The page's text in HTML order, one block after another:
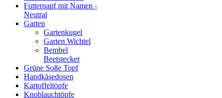
Futternapf mit Namen -
Neutral
Garten
Gartenkugel
Garten Wichtel
Bembel
Beetstecker
Grüne Soße Topf
Handkäsedosen
Kartoffeltöpfe
Knoblauchtöpfe